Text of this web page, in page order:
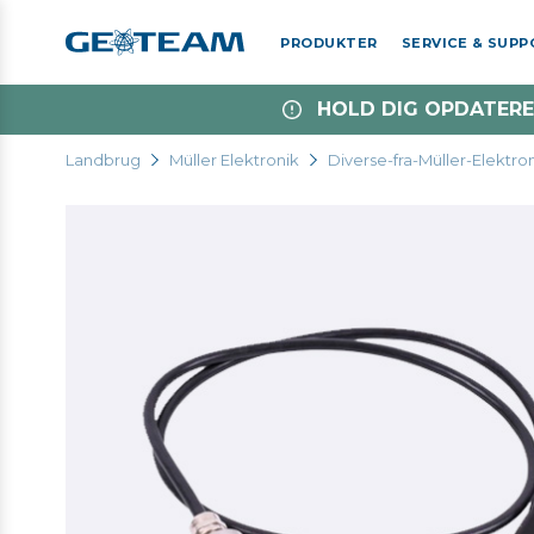
PRODUKTER SERVICE &
HOLD DIG
Landbrug Müller Elektronik Diverse-fra-Müller-